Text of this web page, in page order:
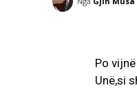
Po
Unë,si